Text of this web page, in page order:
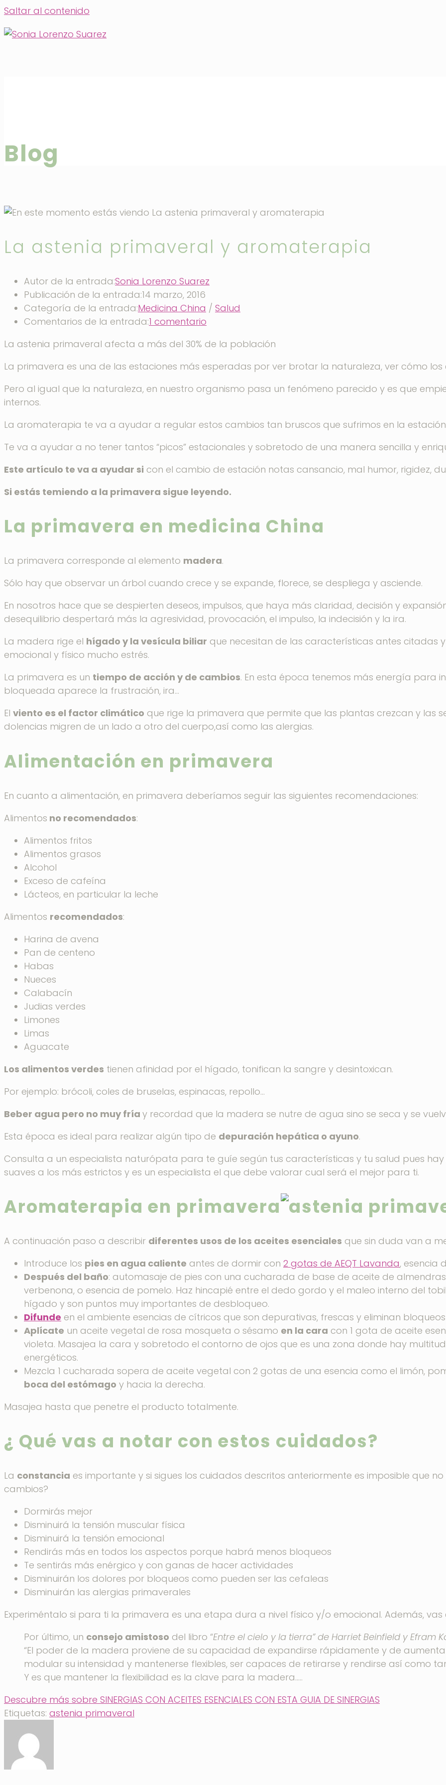
Saltar al contenido
Blog
La astenia primaveral y aromaterapia
Autor de la entrada:Sonia Lorenzo Suarez
Publicación de la entrada:14 marzo, 2016
Categoría de la entrada:Medicina China / Salud
Comentarios de la entrada:1 comentario
La astenia primaveral afecta a más del 30% de la población
La primavera es una de las estaciones más esperadas por ver brotar la naturaleza, ver cómo
Pero al igual que la naturaleza, en nuestro organismo pasa un fenómeno parecido y es que
internos.
La aromaterapia te va a ayudar a regular estos cambios tan bruscos que sufrimos en la estación
Te va a ayudar a no tener tantos “picos” estacionales y sobretodo de una manera sencilla y
Este artículo te va a ayudar si con el cambio de estación notas cansancio, mal humor, rigidez,
Si estás temiendo a la primavera sigue leyendo.
La primavera en medicina China
La primavera corresponde al elemento madera.
Sólo hay que observar un árbol cuando crece y se expande, florece, se despliega y asciende.
En nosotros hace que se despierten deseos, impulsos, que haya más claridad, decisión y
desequilibrio despertará más la agresividad, provocación, el impulso, la indecisión y la ira.
La madera rige el hígado y la vesícula biliar que necesitan de las características antes citadas
emocional y físico mucho estrés.
La primavera es un tiempo de acción y de cambios. En esta época tenemos más energía para
bloqueada aparece la frustración, ira…
El viento es el factor climático que rige la primavera que permite que las plantas crezcan y las
dolencias migren de un lado a otro del cuerpo,así como las alergias.
Alimentación en primavera
En cuanto a alimentación, en primavera deberíamos seguir las siguientes recomendaciones:
Alimentos no recomendados:
Alimentos fritos
Alimentos grasos
Alcohol
Exceso de cafeína
Lácteos, en particular la leche
Alimentos recomendados:
Harina de avena
Pan de centeno
Habas
Nueces
Calabacín
Judias verdes
Limones
Limas
Aguacate
Los alimentos verdes tienen afinidad por el hígado, tonifican la sangre y desintoxican.
Por ejemplo: brócoli, coles de bruselas, espinacas, repollo…
Beber agua pero no muy fría y recordad que la madera se nutre de agua sino se seca y se
Esta época es ideal para realizar algún tipo de depuración hepática o ayuno.
Consulta a un especialista naturópata para te guíe según tus características y tu salud pues
suaves a los más estrictos y es un especialista el que debe valorar cual será el mejor para ti.
Aromaterapia en primavera
A continuación paso a describir diferentes usos de los aceites esenciales que sin duda van a
Introduce los pies en agua caliente antes de dormir con 2 gotas de AEQT Lavanda, esencia
Después del baño: automasaje de pies con una cucharada de base de aceite de
verbenona, o esencia de pomelo. Haz hincapié entre el dedo gordo y el maleo interno del
hígado y son puntos muy importantes de desbloqueo.
Difunde en el ambiente esencias de cítricos que son depurativas, frescas y eliminan
Aplícate un aceite vegetal de rosa mosqueta o sésamo en la cara con 1 gota de aceite
violeta. Masajea la cara y sobretodo el contorno de ojos que es una zona donde hay
energéticos.
Mezcla 1 cucharada sopera de aceite vegetal con 2 gotas de una esencia como el limón,
boca del estómago y hacia la derecha.
Masajea hasta que penetre el producto totalmente.
¿ Qué vas a notar con estos cuidados?
La constancia es importante y si sigues los cuidados descritos anteriormente es imposible que
cambios?
Dormirás mejor
Disminuirá la tensión muscular física
Disminuirá la tensión emocional
Rendirás más en todos los aspectos porque habrá menos bloqueos
Te sentirás más enérgico y con ganas de hacer actividades
Disminuirán los dolores por bloqueos como pueden ser las cefaleas
Disminuirán las alergias primaverales
Experiméntalo si para ti la primavera es una etapa dura a nivel físico y/o emocional. Además,
Por último, un consejo amistoso del libro “Entre el cielo y la tierra” de Harriet Beinfield y Efram
“El poder de la madera proviene de su capacidad de expandirse rápidamente y de
modular su intensidad y mantenerse flexibles, ser capaces de retirarse y rendirse así como
Y es que mantener la flexibilidad es la clave para la madera…..
Descubre más sobre SINERGIAS CON ACEITES ESENCIALES CON ESTA GUIA DE SINERGIAS
Etiquetas: astenia primaveral